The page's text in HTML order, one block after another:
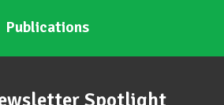
Publications
Spotlight